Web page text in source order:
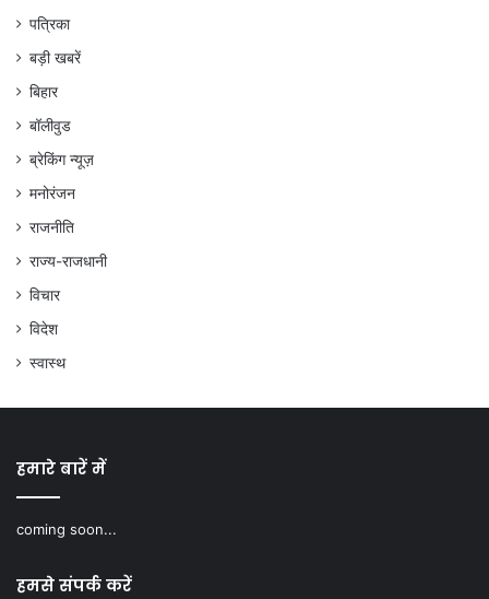
पत्रिका
बड़ी खबरें
बिहार
बॉलीवुड
ब्रेकिंग न्यूज़
मनोरंजन
राजनीति
राज्य-राजधानी
विचार
विदेश
स्वास्थ
हमारे बारें में
coming soon...
हमसे संपर्क करें